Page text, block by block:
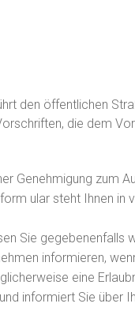
den öffentlichen
die dem
Genehmigung zum
orm ular steht Ihnen in
Sie gegebenenfalls
informieren,
eine
informiert Sie über